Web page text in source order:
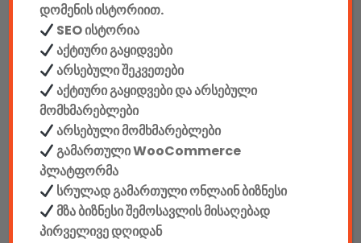
კაბელები & დამტენები
დისკები
ჩანთები
სეიფები
კონსტრუქტორები
დომენის ისტორიით.
SEO ისტორია
აქტიური გაყიდვები
არსებული შეკვეთები
აქტიური გაყიდვები და არსებული
მომხმარებლები
არსებული მომხმარებლები
გამართული WooCommerce
პლატფორმა
სრულად გამართული ონლაინ ბიზნესი
მზა ბიზნესი შემოსავლის მისაღებად
პირველივე დღიდან